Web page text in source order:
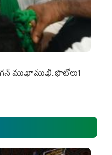
ముఖాముఖి..ఫొటోలు1